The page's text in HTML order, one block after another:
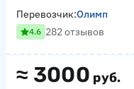
≈ 3000 руб.
Перевозчик:Олимп
4.6 282 отзывов